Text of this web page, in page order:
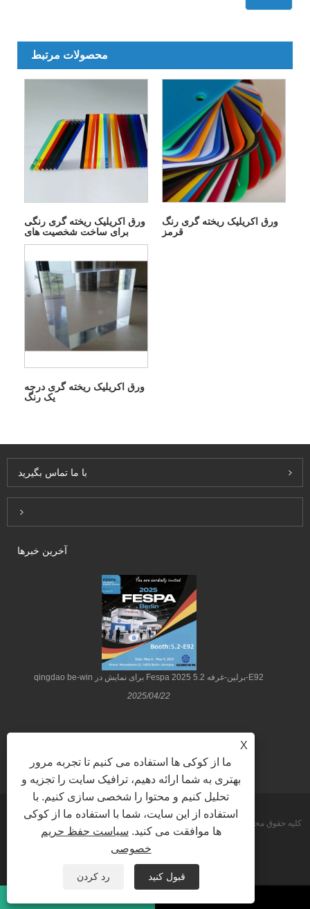
محصولات مرتبط
ورق اکریلیک ریخته گری رنگی
برای ساخت شخصیت های
نورانی
ورق اکریلیک ریخته گری رنگ
قرمز
ورق اکریلیک ریخته گری درجه
یک رنگ
با ما تماس بگیرید
Inquiry For Pricelist
آخرین خبرها
qingdao be-win برای نمایش در Fespa 2025 برلین-غرفه 5.2-E92
2025/04/22
Sitemap XML
X
ما از کوکی ها استفاده می کنیم تا تجربه مرور
بهتری به شما ارائه دهیم، ترافیک سایت را تجزیه و
تحلیل کنیم و محتوا را شخصی سازی کنیم. با
استفاده از این سایت، شما با استفاده ما از کوکی
ها موافقت می کنید. سیاست حفظ حریم
خصوصی
رد کردن قبول کنید